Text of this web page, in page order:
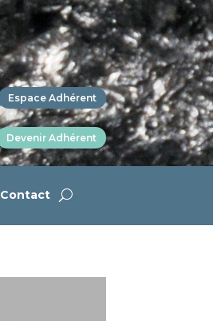
Espace Adhérent
Devenir Adhérent
Contact